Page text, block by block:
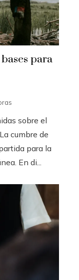
para
sobre el
cumbre de
para la
En di...